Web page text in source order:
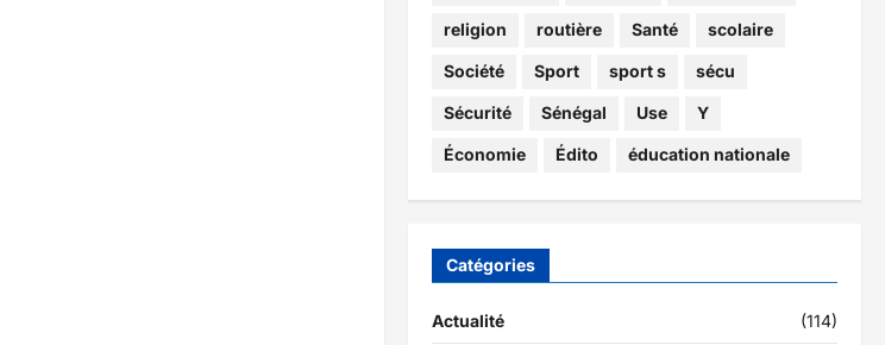
religion routière Santé scolaire
Société Sport sport s sécu
Sécurité Sénégal Use Y
Économie Édito éducation nationale
Catégories
Actualité (114)